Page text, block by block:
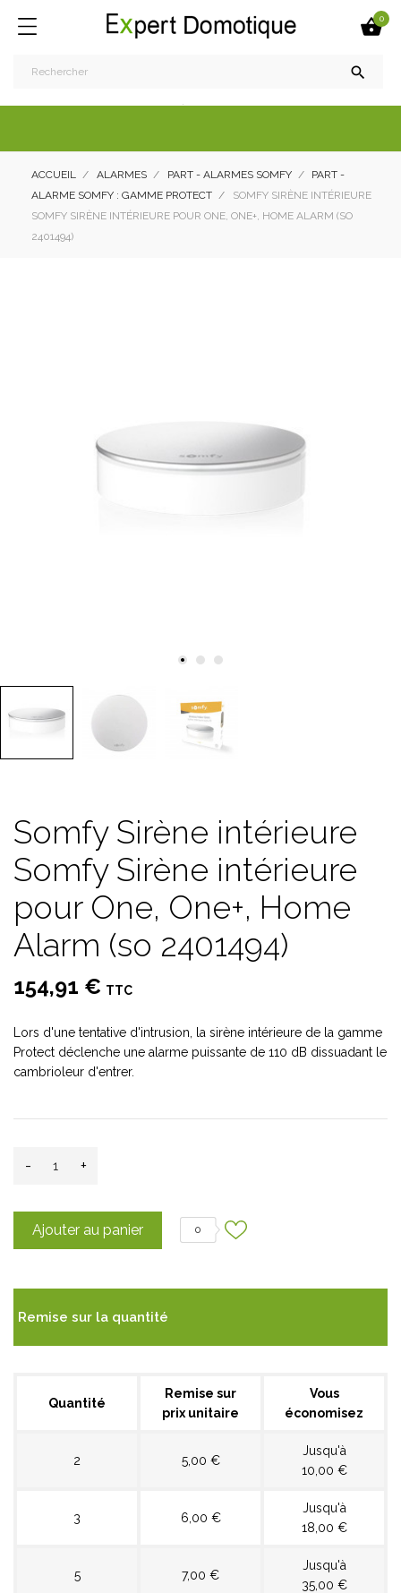
0

ACCUEIL ALARMES PART - ALARMES SOMFY
PART -
ALARME SOMFY : GAMME PROTECT
SOMFY SIRÈNE INTÉRIEURE
SOMFY SIRÈNE INTÉRIEURE POUR ONE, ONE+, HOME ALARM (SO
2401494)
Somfy Sirène intérieure
Somfy Sirène intérieure
pour One, One+, Home
Alarm (so 2401494)
154,91 € TTC
Lors d'une tentative d'intrusion, la sirène intérieure de la gamme
Protect déclenche une alarme puissante de 110 dB dissuadant le
cambrioleur d'entrer.
- +
Ajouter au panier 0
Remise sur la quantité
Quantité
Remise sur
prix unitaire
Vous
économisez
2 5,00 €
Jusqu'à
10,00 €
3 6,00 €
Jusqu'à
18,00 €
5 7,00 €
Jusqu'à
35,00 €